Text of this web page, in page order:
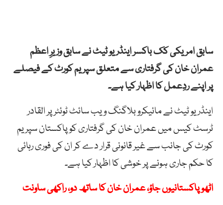
سابق امریکی کک باکسر اینڈریو ٹیٹ نے سابق وزیرِ اعظم
عمران خان کی گرفتاری سے متعلق سپریم کورٹ کے فیصلے
پر اپنے ردِعمل کا اظہار کیا ہے۔
اینڈریو ٹیٹ نے مائیکرو بلاگنگ ویب سائٹ ٹوئٹر پر القادر
ٹرسٹ کیس میں عمران خان کی گرفتاری کو پاکستان سپریم
کورٹ کی جانب سے غیر قانونی قرار دے کر ان کی فوری رہائی
کا حکم جاری ہونے پر خوشی کا اظہار کیا ہے۔
اٹھو پاکستانیوں جاؤ، عمران خان کا ساتھ دو، راکھی ساونت